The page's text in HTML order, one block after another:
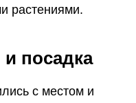
растениями.
посадка
с местом и